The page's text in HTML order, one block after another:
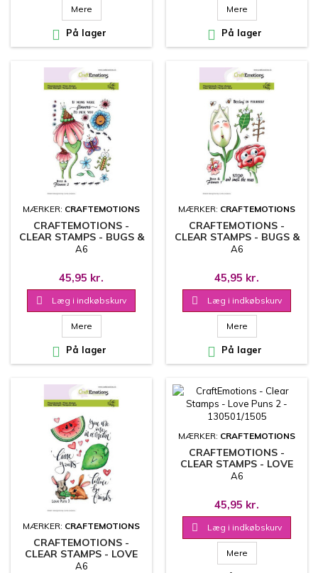
Mere
 På lager
Mere
 På lager
MÆRKER: CRAFTEMOTIONS
CRAFTEMOTIONS -
CLEAR STAMPS - BUGS &
FLOWERS 2 - 130501/1696
A6
45,95 kr.
 Læg i indkøbskurv
Mere
 På lager
MÆRKER: CRAFTEMOTIONS
CRAFTEMOTIONS -
CLEAR STAMPS - BUGS &
FLOWERS 1 - 130501/1695
A6
45,95 kr.
 Læg i indkøbskurv
Mere
 På lager
MÆRKER: CRAFTEMOTIONS
CRAFTEMOTIONS -
CLEAR STAMPS - LOVE
PUNS 3 - 130501/1506
A6
MÆRKER: CRAFTEMOTIONS
CRAFTEMOTIONS -
CLEAR STAMPS - LOVE
PUNS 2 - 130501/1505
A6
45,95 kr.
 Læg i indkøbskurv
Mere